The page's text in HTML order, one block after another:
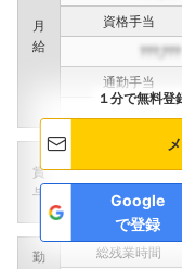
月
給
資格手当
???,???
通勤手当
賞
与
???,???
勤
総残業時間
１分で無料
Google
で登録